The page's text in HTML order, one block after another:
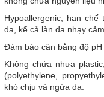
Hypoallergenic, hạn
da, kể cả làn da nhạy cảm.
Đảm bảo cân bằng độ
Không chứa nhựa
(polyethylene,
khó chịu và ngứa da.